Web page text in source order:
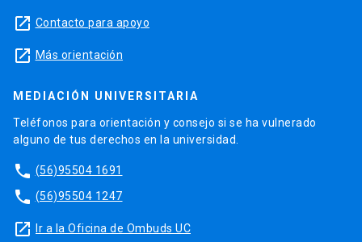
launch Contacto para apoyo
launch Más orientación
MEDIACIÓN UNIVERSITARIA
Teléfonos para orientación y consejo si se ha vulnerado
alguno de tus derechos en la universidad.
phone (56)95504 1691
phone (56)95504 1247
launch Ir a la Oficina de Ombuds UC